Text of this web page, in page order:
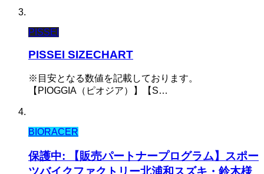
PISSEI
PISSEI SIZECHART
※目安となる数値を記載しております。
【PIOGGIA（ピオジア）】【S…
BIORACER
保護中: 【販売パートナープログラム】スポー
ツバイクファクトリー北浦和スズキ・鈴木様